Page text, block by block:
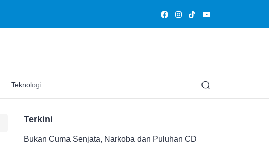
Teknologi Edukasi
Terkini
Bukan Cuma Senjata, Narkoba dan Puluhan CD